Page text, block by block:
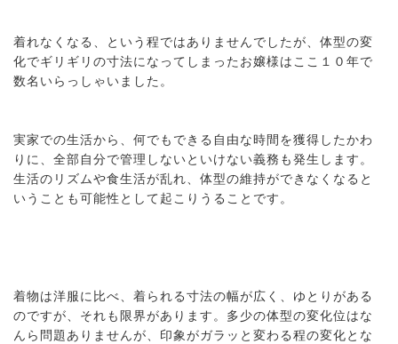
着れなくなる、という程ではありませんでしたが、体型の変
化でギリギリの寸法になってしまったお嬢様はここ１０年で
数名いらっしゃいました。
実家での生活から、何でもできる自由な時間を獲得したかわ
りに、全部自分で管理しないといけない義務も発生します。
生活のリズムや食生活が乱れ、体型の維持ができなくなると
いうことも可能性として起こりうることです。
着物は洋服に比べ、着られる寸法の幅が広く、ゆとりがある
のですが、それも限界があります。多少の体型の変化位はな
んら問題ありませんが、印象がガラッと変わる程の変化とな